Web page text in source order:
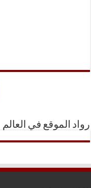
رواد الموقع في العالم